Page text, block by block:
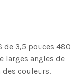
de 3,5 pouces 480
larges angles de
couleurs.